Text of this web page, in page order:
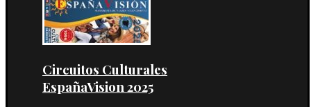
Circuitos Culturales
EspañaVision 2025